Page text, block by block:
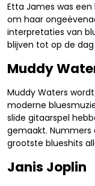
Etta James was
om haar
interpretaties van
blijven tot op de
Muddy
Muddy Waters
moderne
slide gitaarspel
gemaakt. Nummers
grootste blueshits
Janis Joplin